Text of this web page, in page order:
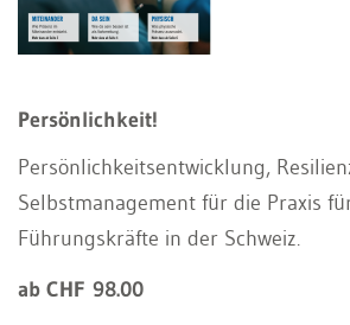
Persönlichkeit!
Persönlichkeitsentwicklung,
Selbstmanagement für die Praxis
Führungskräfte in der Schweiz.
ab CHF 98.00